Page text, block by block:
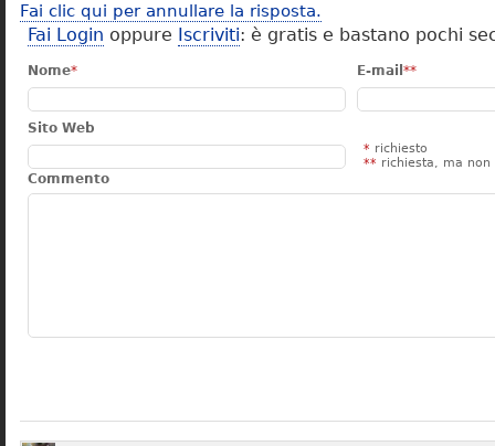
Fai clic qui per annullare la risposta.
Fai Login oppure Iscriviti: è gratis e bastano pochi
Nome* E-mail **
Sito Web
* richiesto
** richiesta, ma non
Commento